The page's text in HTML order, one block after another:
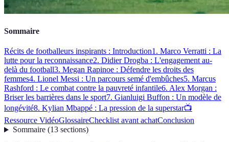
Sommaire
Récits de footballeurs inspirants : Introduction1. Marco Verratti : La
lutte pour la reconnaissance2. Didier Drogba : L'engagement au-
delà du football3. Megan Rapinoe : Défendre les droits des
femmes4. Lionel Messi : Un parcours semé d'embûches5. Marcus
Rashford : Le combat contre la pauvreté infantile6. Alex Morgan :
Briser les barrières dans le sport7. Gianluigi Buffon : Un modèle de
longévité8. Kylian Mbappé : La pression de la superstar📺
Ressource VidéoGlossaireChecklist avant achatConclusion
Sommaire(13 sections)